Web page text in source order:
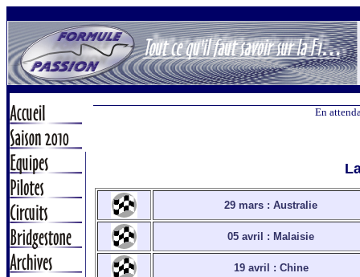
En
29 mars : Australie
05 avril : Malaisie
19 avril : Chine